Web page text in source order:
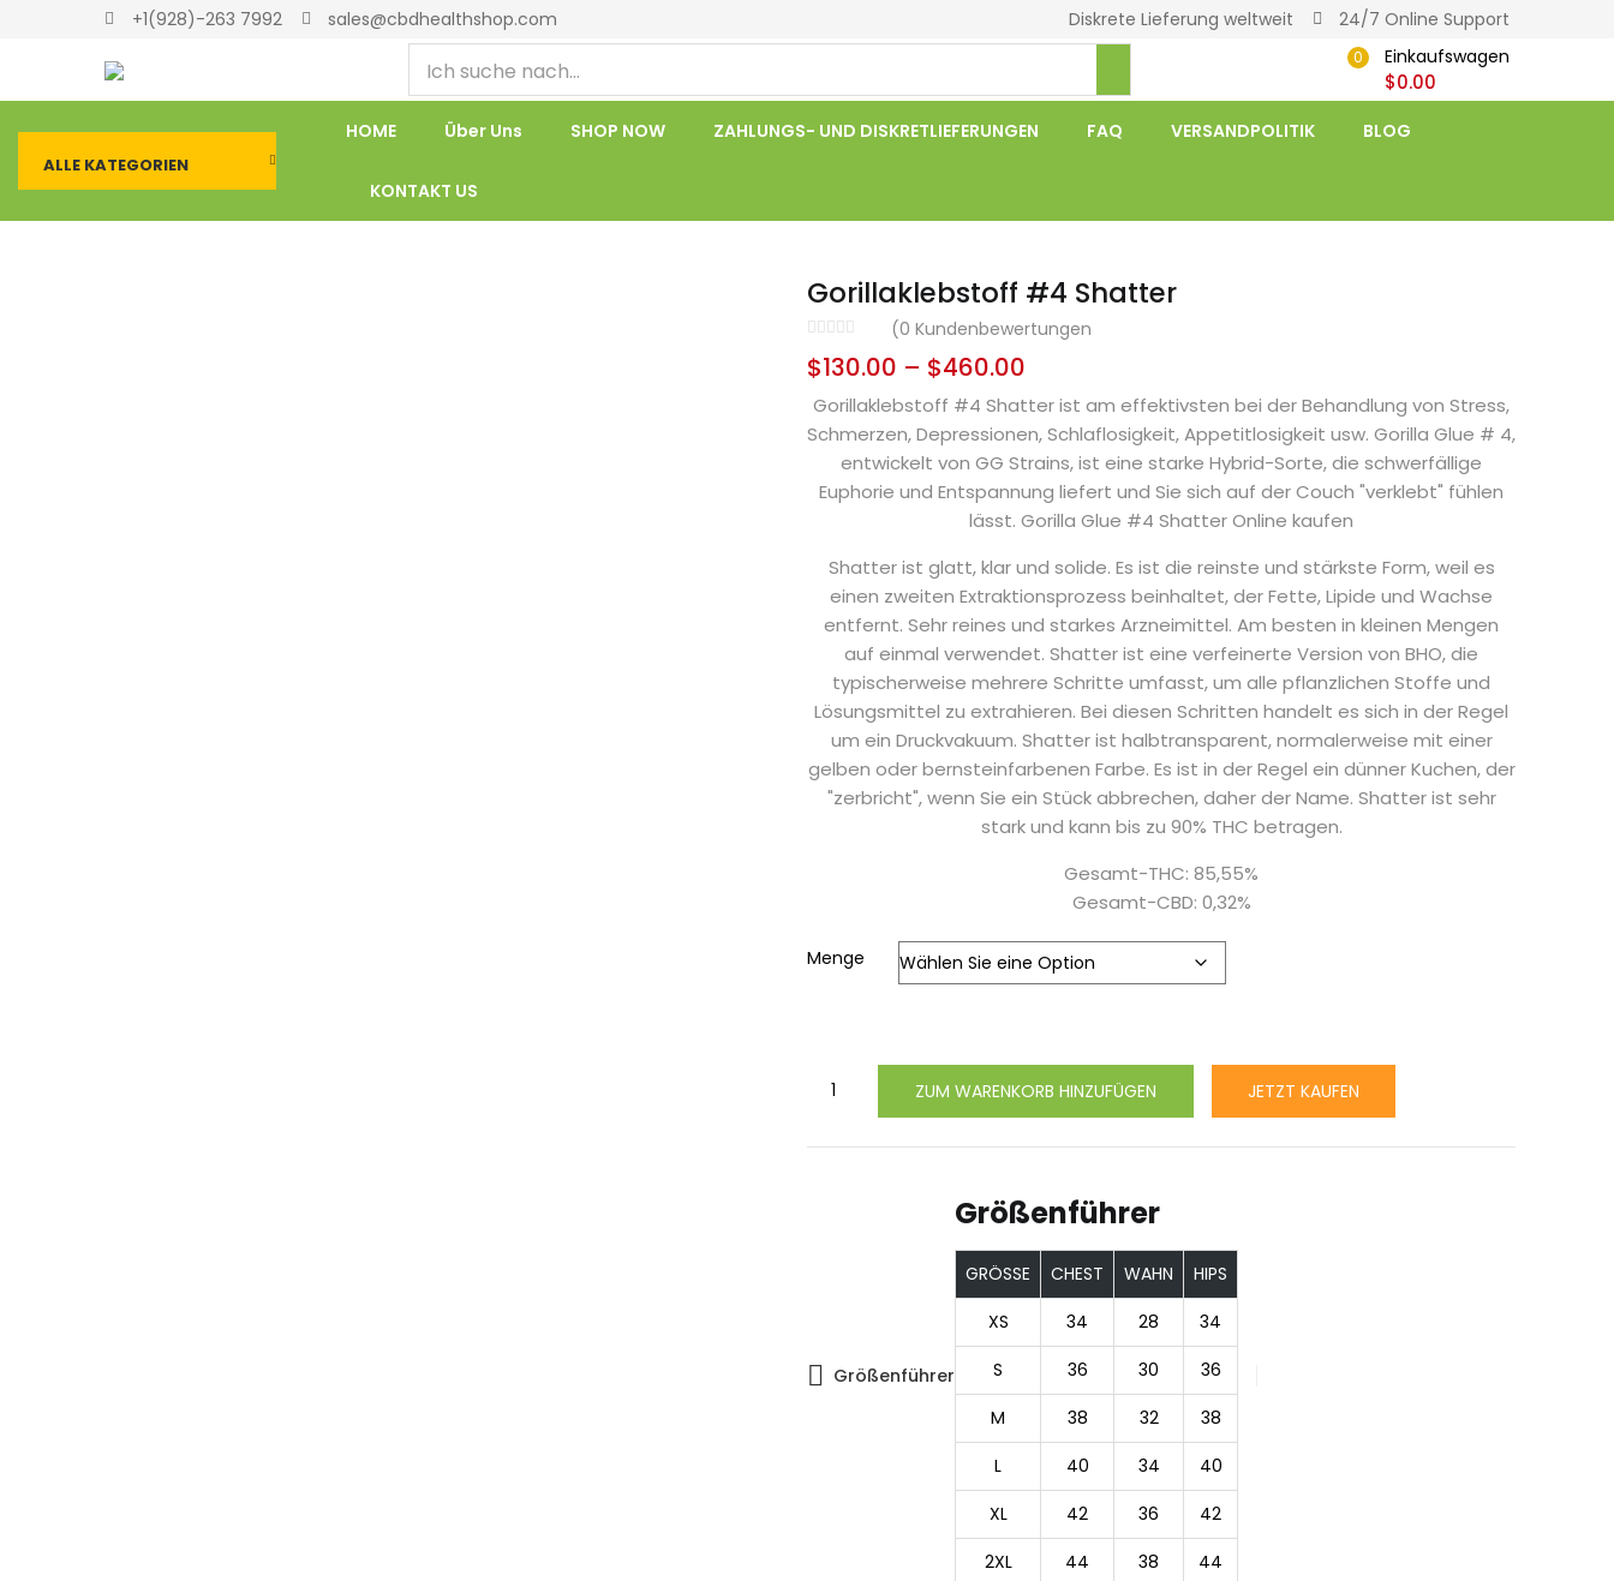
+1(928)-263 7992 sales@cbdhealthshop.com Diskrete Lieferung weltweit 24/7 Online Support
0 Einkaufswagen
$0.00
ALLE KATEGORIEN
HOME Über Uns SHOP NOW ZAHLUNGS- UND DISKRETLIEFERUNGEN FAQ VERSANDPOLITIK BLOG
KONTAKT US
Gorillaklebstoff #4 Shatter
(0 Kundenbewertungen
$130.00 – $460.00
Gorillaklebstoff #4 Shatter ist am effektivsten bei der Behandlung von Stress,
Schmerzen, Depressionen, Schlaflosigkeit, Appetitlosigkeit usw. Gorilla Glue # 4,
entwickelt von GG Strains, ist eine starke Hybrid-Sorte, die schwerfällige
Euphorie und Entspannung liefert und Sie sich auf der Couch "verklebt" fühlen
lässt. Gorilla Glue #4 Shatter Online kaufen
Shatter ist glatt, klar und solide. Es ist die reinste und stärkste Form, weil es
einen zweiten Extraktionsprozess beinhaltet, der Fette, Lipide und Wachse
entfernt. Sehr reines und starkes Arzneimittel. Am besten in kleinen Mengen
auf einmal verwendet. Shatter ist eine verfeinerte Version von BHO, die
typischerweise mehrere Schritte umfasst, um alle pflanzlichen Stoffe und
Lösungsmittel zu extrahieren. Bei diesen Schritten handelt es sich in der Regel
um ein Druckvakuum. Shatter ist halbtransparent, normalerweise mit einer
gelben oder bernsteinfarbenen Farbe. Es ist in der Regel ein dünner Kuchen, der
"zerbricht", wenn Sie ein Stück abbrechen, daher der Name. Shatter ist sehr
stark und kann bis zu 90% THC betragen.
Gesamt-THC: 85,55%
Gesamt-CBD: 0,32%
Menge
ZUM WARENKORB HINZUFÜGEN JETZT KAUFEN
Größenführer
Größenführer
GRÖSSE CHEST WAHN
HIPS
XS
34 28
34
S
36 30
36
M
38 32
38
L
40 34
40
XL
42 36
42
2XL
44 38 44